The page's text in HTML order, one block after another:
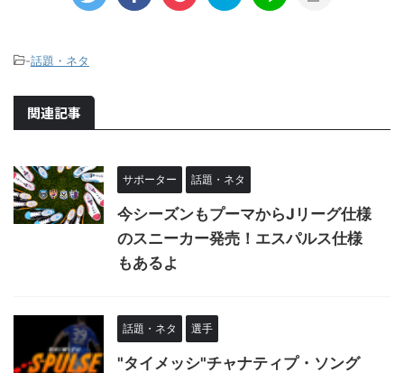
-話題・ネタ
関連記事
サポーター 話題・ネタ
今シーズンもプーマからJリーグ仕様
のスニーカー発売！エスパルス仕様
もあるよ
話題・ネタ 選手
"タイメッシ"チャナティプ・ソング